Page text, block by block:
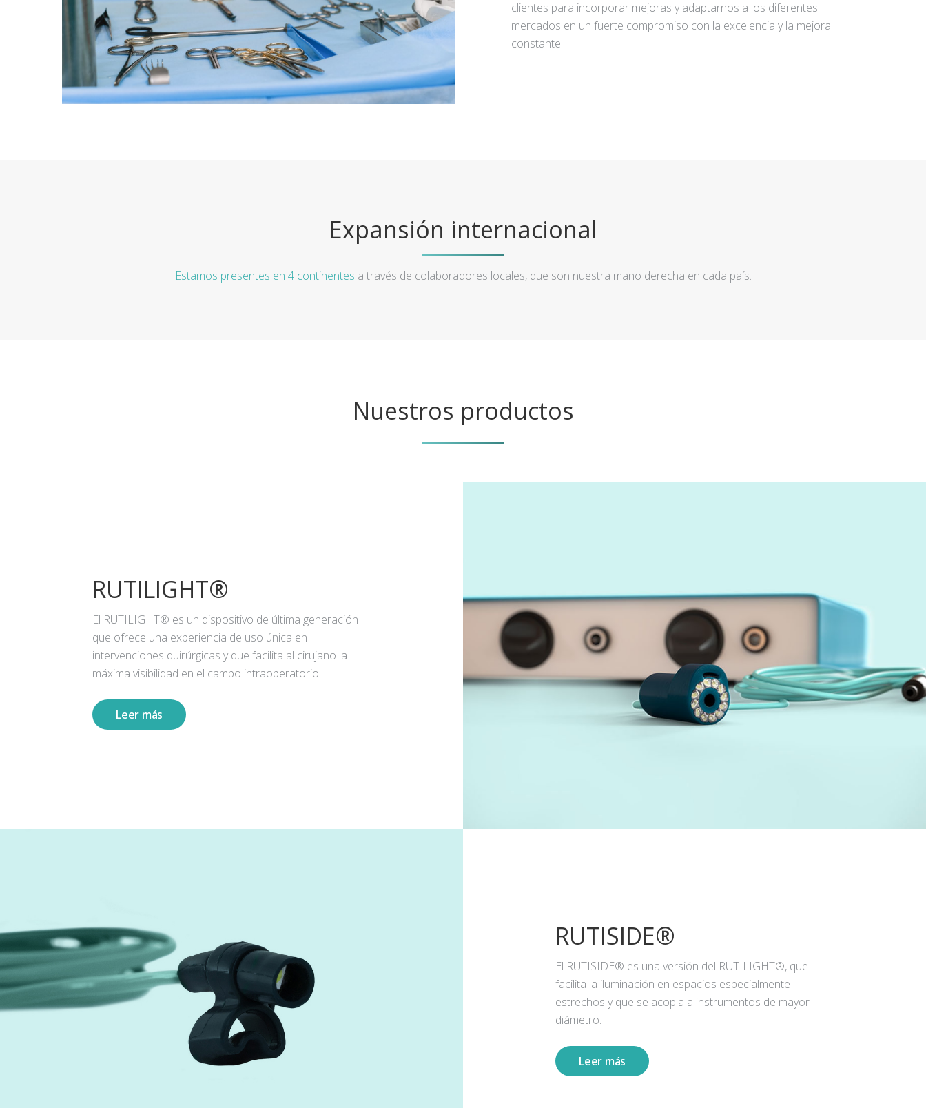
clientes para incorporar mejoras y adaptarnos a los diferentes
mercados en un fuerte compromiso con la excelencia y la mejora
constante.
Expansión internacional
Estamos presentes en 4 continentes a través de colaboradores locales, que son nuestra mano derecha en cada país.
Nuestros productos
RUTILIGHT®
El RUTILIGHT® es un dispositivo de última generación
que ofrece una experiencia de uso única en
intervenciones quirúrgicas y que facilita al cirujano la
máxima visibilidad en el campo intraoperatorio.
Leer más
RUTISIDE®
El RUTISIDE® es una versión del RUTILIGHT®, que
facilita la iluminación en espacios especialmente
estrechos y que se acopla a instrumentos de mayor
diámetro.
Leer más